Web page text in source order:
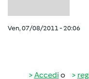
Ven, 07/08/2011 - 20:06
Accedi o